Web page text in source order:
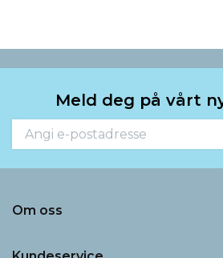
Meld deg på vårt
Om oss